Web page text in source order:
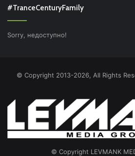
#TranceCenturyFamily
Sorry, недоступно!
© Copyright 2013-2026, All Rights
© Copyright LEVMANK